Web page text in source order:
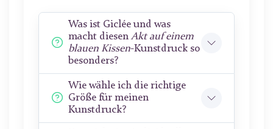
Was ist Giclée und was
macht diesenAkt auf einem
blauen Kissen-Kunstdruck so
besonders?
Wie wähle ich die richtige
Größe für meinen
Kunstdruck?